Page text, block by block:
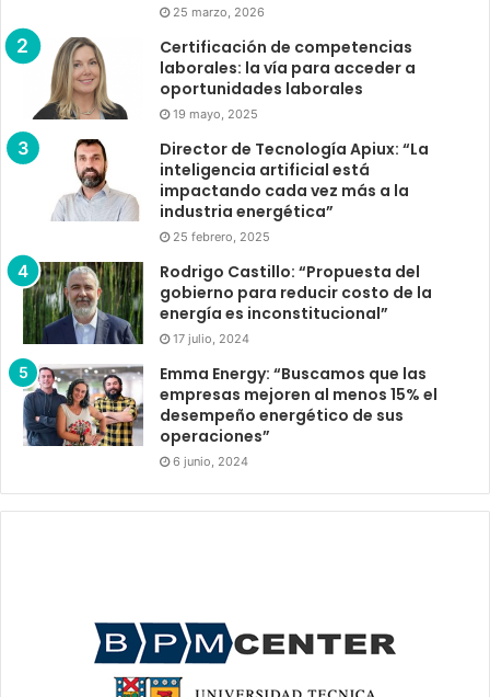
25 marzo, 2026
Certificación de competencias
laborales: la vía para acceder a
oportunidades laborales
19 mayo, 2025
Director de Tecnología Apiux: “La
inteligencia artificial está
impactando cada vez más a la
industria energética”
25 febrero, 2025
Rodrigo Castillo: “Propuesta del
gobierno para reducir costo de la
energía es inconstitucional”
17 julio, 2024
Emma Energy: “Buscamos que las
empresas mejoren al menos 15% el
desempeño energético de sus
operaciones”
6 junio, 2024